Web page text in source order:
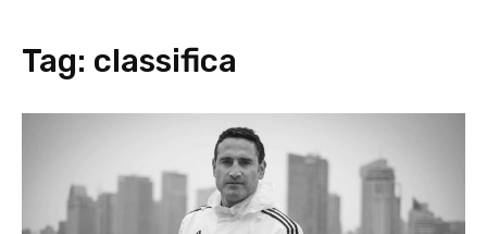
Tag: classifica